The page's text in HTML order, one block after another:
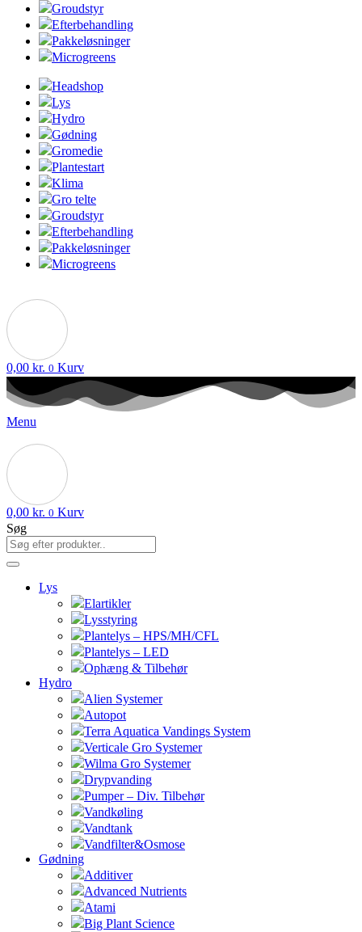
Groudstyr
Efterbehandling
Pakkeløsninger
Microgreens
Headshop
Lys
Hydro
Gødning
Gromedie
Plantestart
Klima
Gro telte
Groudstyr
Efterbehandling
Pakkeløsninger
Microgreens
0,00 kr. 0 Kurv
Menu
0,00 kr. 0 Kurv
Søg
Lys
Elartikler
Lysstyring
Plantelys – HPS/MH/CFL
Plantelys – LED
Ophæng & Tilbehør
Hydro
Alien Systemer
Autopot
Terra Aquatica Vandings System
Verticale Gro Systemer
Wilma Gro Systemer
Drypvanding
Pumper – Div. Tilbehør
Vandkøling
Vandtank
Vandfilter&Osmose
Gødning
Additiver
Advanced Nutrients
Atami
Big Plant Science